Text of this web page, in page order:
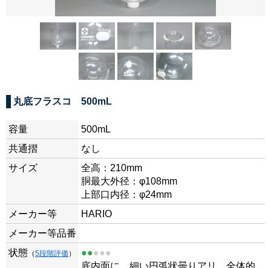
丸底フラスコ 500mL
容量
500mL
共通摺
なし
サイズ
全高：210mm
胴最大外径：φ108mm
上部口内径：φ24mm
メーカー等
HARIO
メーカー等品番
状態 （5段階評価 ） ●●●●●
底内面に、細い円弧状曇りアリ。全体的